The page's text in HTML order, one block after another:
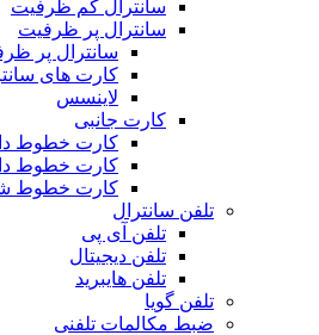
سانترال کم ظرفیت
سانترال پر ظرفیت
سانترال پر
کارت های
لاینسس
کارت جانبی
کارت خطوط
کارت خطوط
کارت خطوط
تلفن سانترال
تلفن آی پی
تلفن دیجیتال
تلفن هایبرید
تلفن گویا
ضبط مکالمات تلفنی